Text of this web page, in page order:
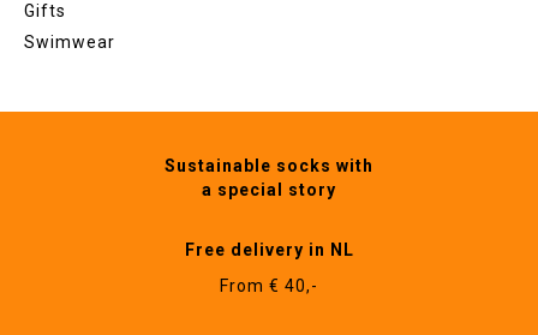
Gifts
Swimwear
Sustainable socks with
a special story
Free delivery in NL
From € 40,-